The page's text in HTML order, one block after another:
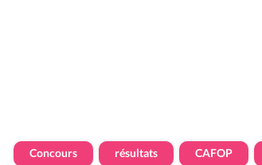
Concours résultats CAFOP